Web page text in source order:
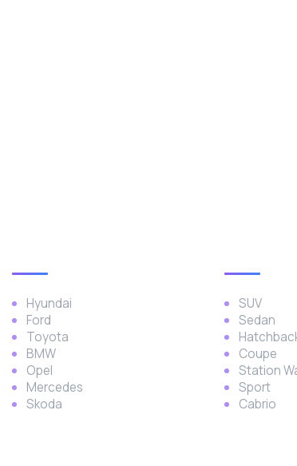
Hyundai
Ford
Toyota
BMW
Opel
Mercedes
Skoda
SUV
Sedan
Coupe
Station
Sport
Cabrio